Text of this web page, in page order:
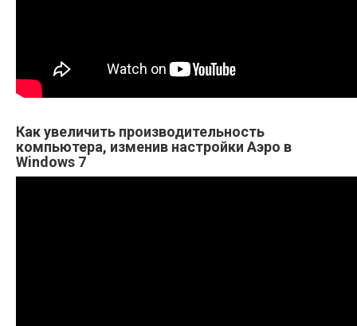
Как увеличить производительность
компьютера, изменив настройки Аэро в
Windows 7